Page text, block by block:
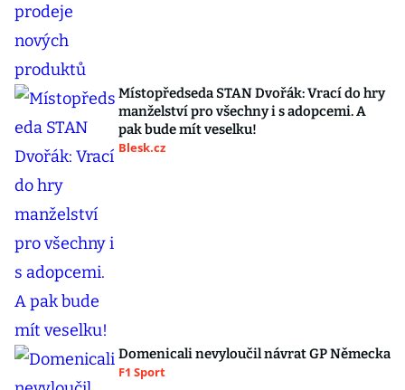
Místopředseda STAN Dvořák: Vrací do hry
manželství pro všechny i s adopcemi. A
pak bude mít veselku!
Blesk.cz
Domenicali nevyloučil návrat GP Německa
F1 Sport